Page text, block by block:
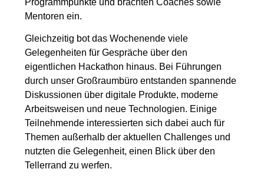
Mentoren ein.
Gleichzeitig bot das Wochenende viele
Gelegenheiten für Gespräche über den
eigentlichen Hackathon hinaus. Bei Führungen
durch unser Großraumbüro entstanden spannende
Diskussionen über digitale Produkte, moderne
Arbeitsweisen und neue Technologien. Einige
Teilnehmende interessierten sich dabei auch für
Themen außerhalb der aktuellen Challenges und
nutzten die Gelegenheit, einen Blick über den
Tellerrand zu werfen.